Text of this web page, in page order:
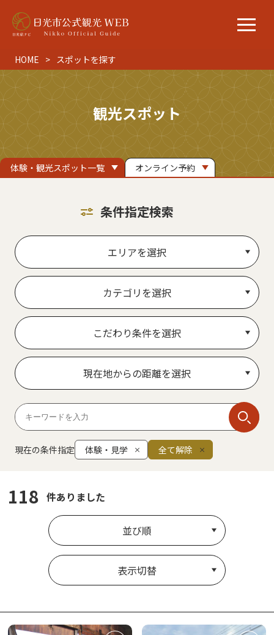
HOME スポットを探す
観光スポット
体験・観光スポット一覧 オンライン予約
条件指定検索
エリアを選択
カテゴリを選択
こだわり条件を選択
現在地からの距離を選択
現在の条件指定 体験・見学 全て解除
118 件ありました
並び順
表示切替